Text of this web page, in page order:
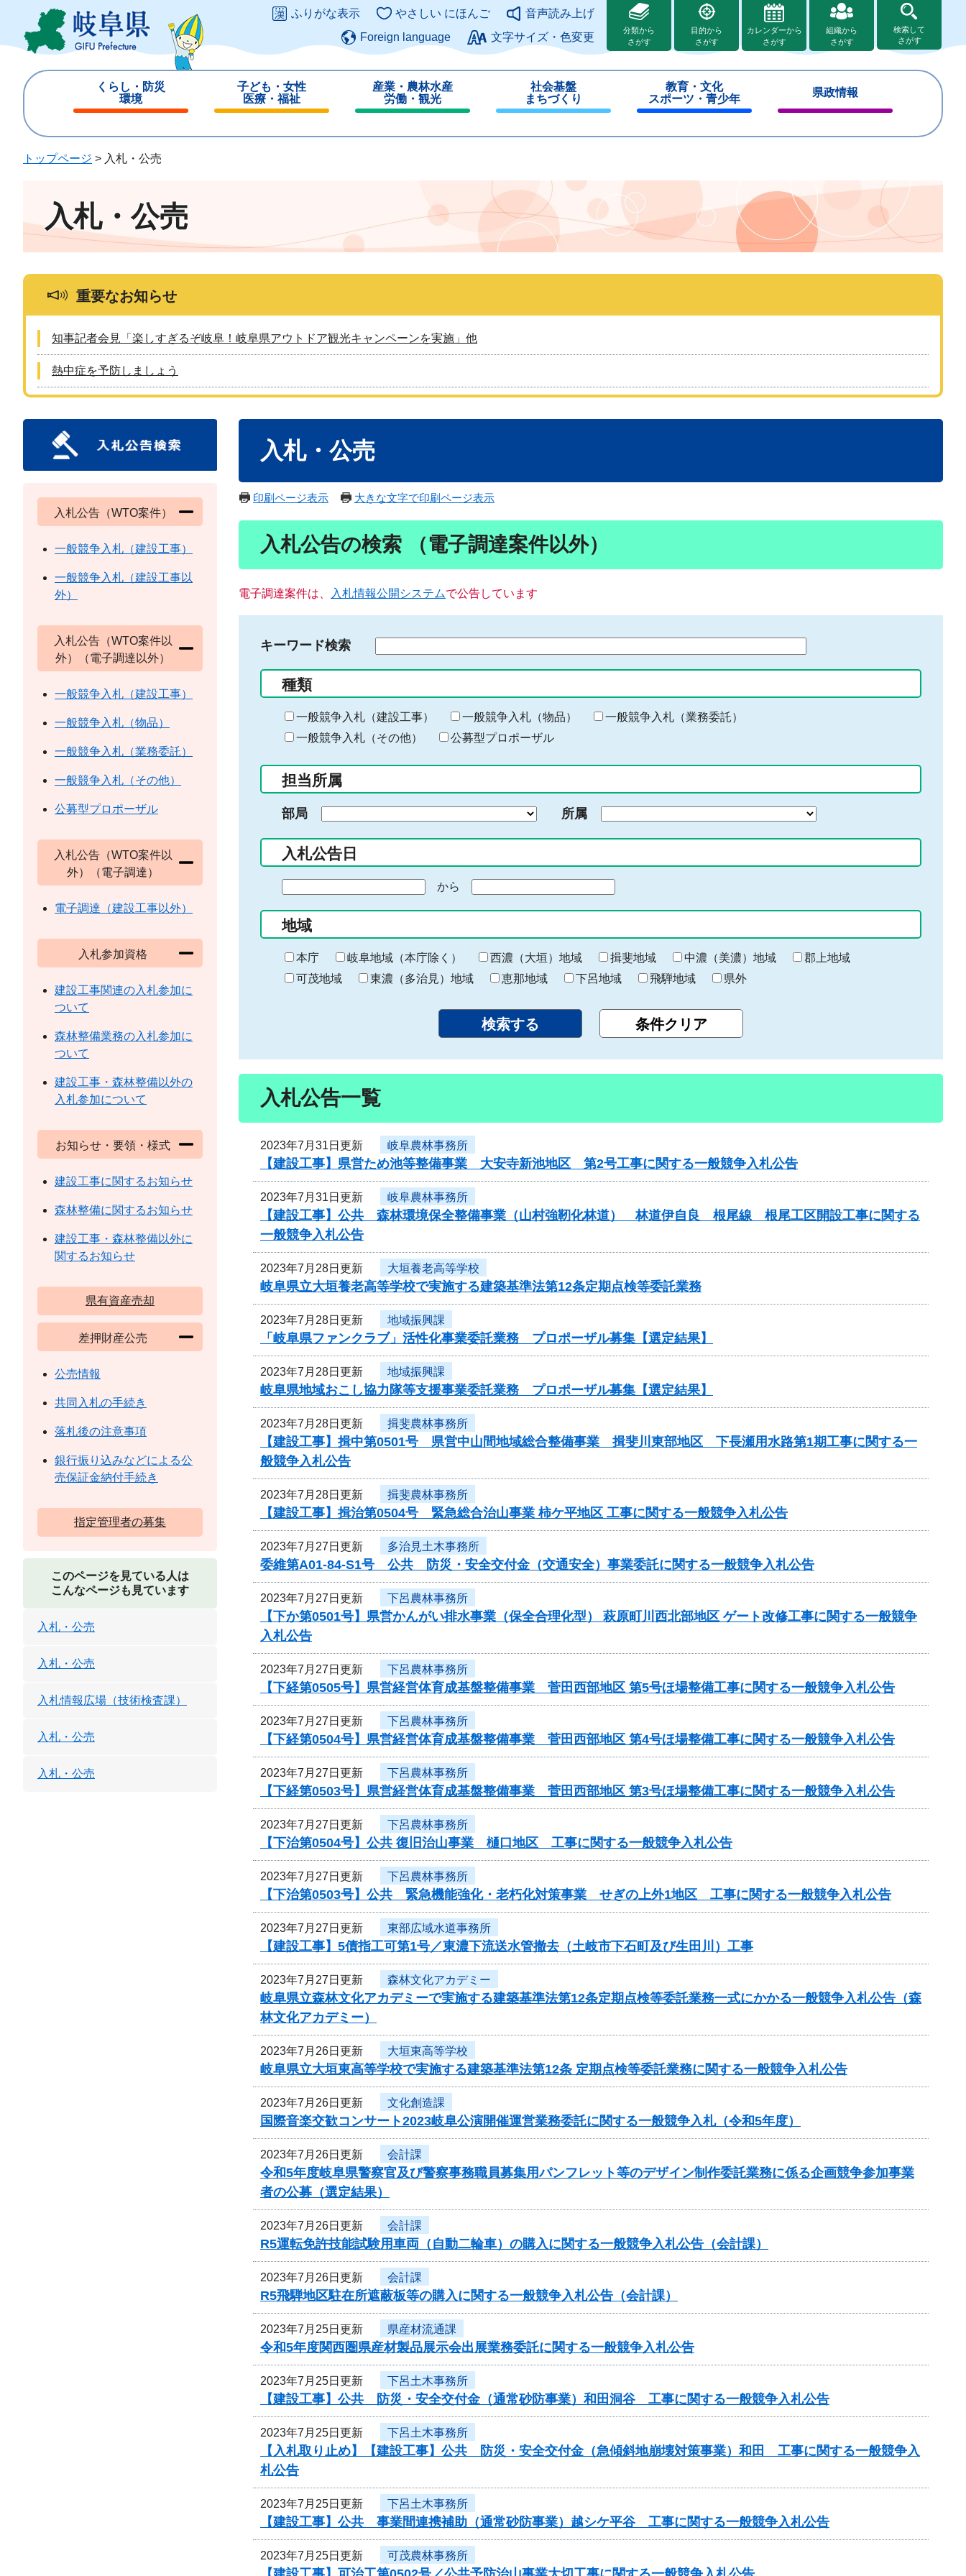
ジ
ュ
このページの本文へ
ふりがな表示 やさしい にほんご
音声読み上げ
Foreign language
文字サイズ・色変更
分類から
さがす
目的から
さがす
カレンダーから
さがす
組織から
さがす
検索して
さがす
くらし・防災
環境
じ
子ども・女性
医療・福祉
じ
産業・農林水産
労働・観光
じ
社会基盤
まちづくり
じ
教育・文化
スポーツ・青少年
じ
県政情報
じ
トップページ > 入札・公売
入札・公売
重要なお知らせ
知事記者会見「楽しすぎるぞ岐阜！岐阜県アウトドア観光キャンペーンを実施」他
熱中症を予防しましょう
入札・公売
印刷ページ表示 大きな文字で印刷ページ表示
入札公告の検索 （電子調達案件以外）
電子調達案件は、 入札情報公開システムで公告しています
キーワード検索
る
キ
ー
ー
入
力
種類
一般競争入札（建設工事） 一般競争入札（物品）
一般競争入札（業務委託）
一般競争入札（その他）
公募型プロポーザル
担当所属
部局 所属
入札公告日
の
始
ま
り
から
終
わ
り
地域
本庁 岐阜地域（本庁除く） 西濃（大垣）地域 揖斐地域 中濃（美濃）地域
郡上地域
可茂地域
東濃（多治見）地域 恵那地域 下呂地域 飛騨地域 県外
入札公告一覧
2023年7月31日更新 岐阜農林事務所
【建設工事】県営ため池等整備事業 大安寺新池地区 第2号工事に関する一般競争入札公告
2023年7月31日更新 岐阜農林事務所
【建設工事】公共 森林環境保全整備事業（山村強靭化林道） 林道伊自良 根尾線 根尾工区開設工事に関する
一般競争入札公告
2023年7月28日更新 大垣養老高等学校
岐阜県立大垣養老高等学校で実施する建築基準法第12条定期点検等委託業務
2023年7月28日更新 地域振興課
「岐阜県ファンクラブ」活性化事業委託業務 プロポーザル募集【選定結果】
2023年7月28日更新 地域振興課
岐阜県地域おこし協力隊等支援事業委託業務 プロポーザル募集【選定結果】
2023年7月28日更新 揖斐農林事務所
【建設工事】揖中第0501号 県営中山間地域総合整備事業 揖斐川東部地区 下長瀬用水路第1期工事に関する一
般競争入札公告
2023年7月28日更新 揖斐農林事務所
【建設工事】揖治第0504号 緊急総合治山事業 柿ケ平地区 工事に関する一般競争入札公告
2023年7月27日更新 多治見土木事務所
委維第A01-84-S1号 公共 防災・安全交付金（交通安全）事業委託に関する一般競争入札公告
2023年7月27日更新 下呂農林事務所
【下か第0501号】県営かんがい排水事業（保全合理化型） 萩原町川西北部地区 ゲート改修工事に関する一般競争
入札公告
2023年7月27日更新 下呂農林事務所
【下経第0505号】県営経営体育成基盤整備事業 菅田西部地区 第5号ほ場整備工事に関する一般競争入札公告
2023年7月27日更新 下呂農林事務所
【下経第0504号】県営経営体育成基盤整備事業 菅田西部地区 第4号ほ場整備工事に関する一般競争入札公告
2023年7月27日更新 下呂農林事務所
【下経第0503号】県営経営体育成基盤整備事業 菅田西部地区 第3号ほ場整備工事に関する一般競争入札公告
2023年7月27日更新 下呂農林事務所
【下治第0504号】公共 復旧治山事業 樋口地区 工事に関する一般競争入札公告
2023年7月27日更新 下呂農林事務所
【下治第0503号】公共 緊急機能強化・老朽化対策事業 せぎの上外1地区 工事に関する一般競争入札公告
2023年7月27日更新 東部広域水道事務所
【建設工事】5債指工可第1号／東濃下流送水管撤去（土岐市下石町及び生田川）工事
2023年7月27日更新 森林文化アカデミー
岐阜県立森林文化アカデミーで実施する建築基準法第12条定期点検等委託業務一式にかかる一般競争入札公告（森
林文化アカデミー）
2023年7月26日更新 大垣東高等学校
岐阜県立大垣東高等学校で実施する建築基準法第12条 定期点検等委託業務に関する一般競争入札公告
2023年7月26日更新 文化創造課
国際音楽交歓コンサート2023岐阜公演開催運営業務委託に関する一般競争入札（令和5年度）
2023年7月26日更新 会計課
令和5年度岐阜県警察官及び警察事務職員募集用パンフレット等のデザイン制作委託業務に係る企画競争参加事業
者の公募（選定結果）
2023年7月26日更新 会計課
R5運転免許技能試験用車両（自動二輪車）の購入に関する一般競争入札公告（会計課）
2023年7月26日更新 会計課
R5飛騨地区駐在所遮蔽板等の購入に関する一般競争入札公告（会計課）
2023年7月25日更新 県産材流通課
令和5年度関西圏県産材製品展示会出展業務委託に関する一般競争入札公告
2023年7月25日更新 下呂土木事務所
【建設工事】公共 防災・安全交付金（通常砂防事業）和田洞谷 工事に関する一般競争入札公告
2023年7月25日更新 下呂土木事務所
【入札取り止め】【建設工事】公共 防災・安全交付金（急傾斜地崩壊対策事業）和田 工事に関する一般競争入
札公告
2023年7月25日更新 下呂土木事務所
【建設工事】公共 事業間連携補助（通常砂防事業）越シケ平谷 工事に関する一般競争入札公告
2023年7月25日更新 可茂農林事務所
入札公告（WTO案件）
一般競争入札（建設工事）
一般競争入札（建設工事以
外）
入札公告（WTO案件以
外）（電子調達以外）
一般競争入札（建設工事）
一般競争入札（物品）
一般競争入札（業務委託）
一般競争入札（その他）
公募型プロポーザル
入札公告（WTO案件以
外）（電子調達）
電子調達（建設工事以外）
入札参加資格
建設工事関連の入札参加に
ついて
森林整備業務の入札参加に
ついて
建設工事・森林整備以外の
入札参加について
お知らせ・要領・様式
建設工事に関するお知らせ
森林整備に関するお知らせ
建設工事・森林整備以外に
関するお知らせ
県有資産売却
差押財産公売
公売情報
共同入札の手続き
落札後の注意事項
銀行振り込みなどによる公
売保証金納付手続き
指定管理者の募集
このページを見ている人は
こんなページも見ています
入札・公売
入札・公売
入札情報広場（技術検査課）
入札・公売
入札・公売